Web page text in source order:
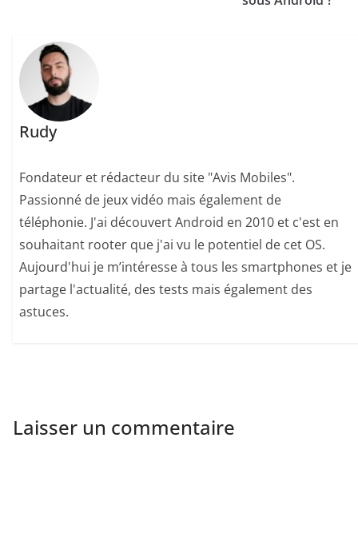
Rudy
Fondateur et rédacteur du site "Avis Mobiles".
Passionné de jeux vidéo mais également de
téléphonie. J'ai découvert Android en 2010 et c'est en
souhaitant rooter que j'ai vu le potentiel de cet OS.
Aujourd'hui je m’intéresse à tous les smartphones et je
partage l'actualité, des tests mais également des
astuces.
Laisser un commentaire